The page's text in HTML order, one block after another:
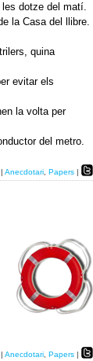
dotze del matí.
la Casa del llibre.
quina
evitar els
la volta per
del metro.
| Anecdotari, Papers |
| Anecdotari, Papers |